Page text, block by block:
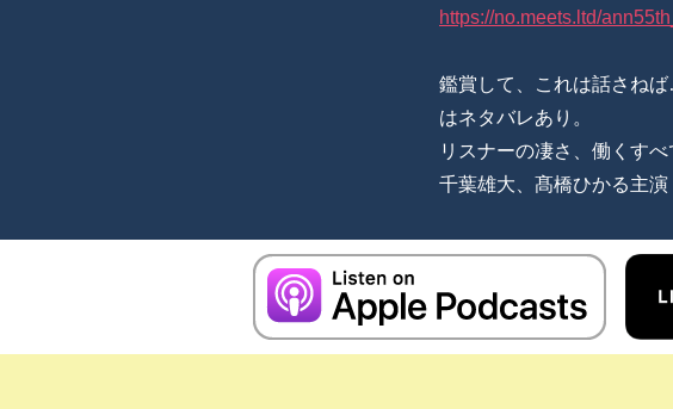
https://no.meets.ltd/
鑑賞して、これは話さね
はネタバレあり。
リスナーの凄さ、働くす
千葉雄大、髙橋ひかる主演